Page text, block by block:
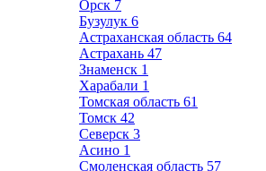
Орск 7
Бузулук 6
Астраханская область 64
Астрахань 47
Знаменск 1
Харабали 1
Томская область 61
Томск 42
Северск 3
Асино 1
Смоленская область 57